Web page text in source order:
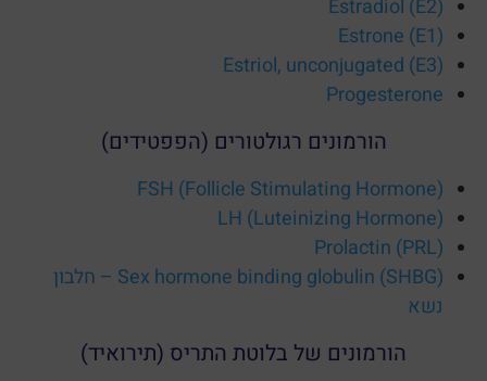
(Estradiol (E2
(Estrone (E1
(Estriol, unconjugated (E3
Progesterone
הורמונים רגולטורים (הפפטידים)
(FSH (Follicle Stimulating Hormone
(LH (Luteinizing Hormone
(Prolactin (PRL
(Sex hormone binding globulin (SHBG – חלבון
נשא
הורמונים של בלוטת התריס (תירואיד)